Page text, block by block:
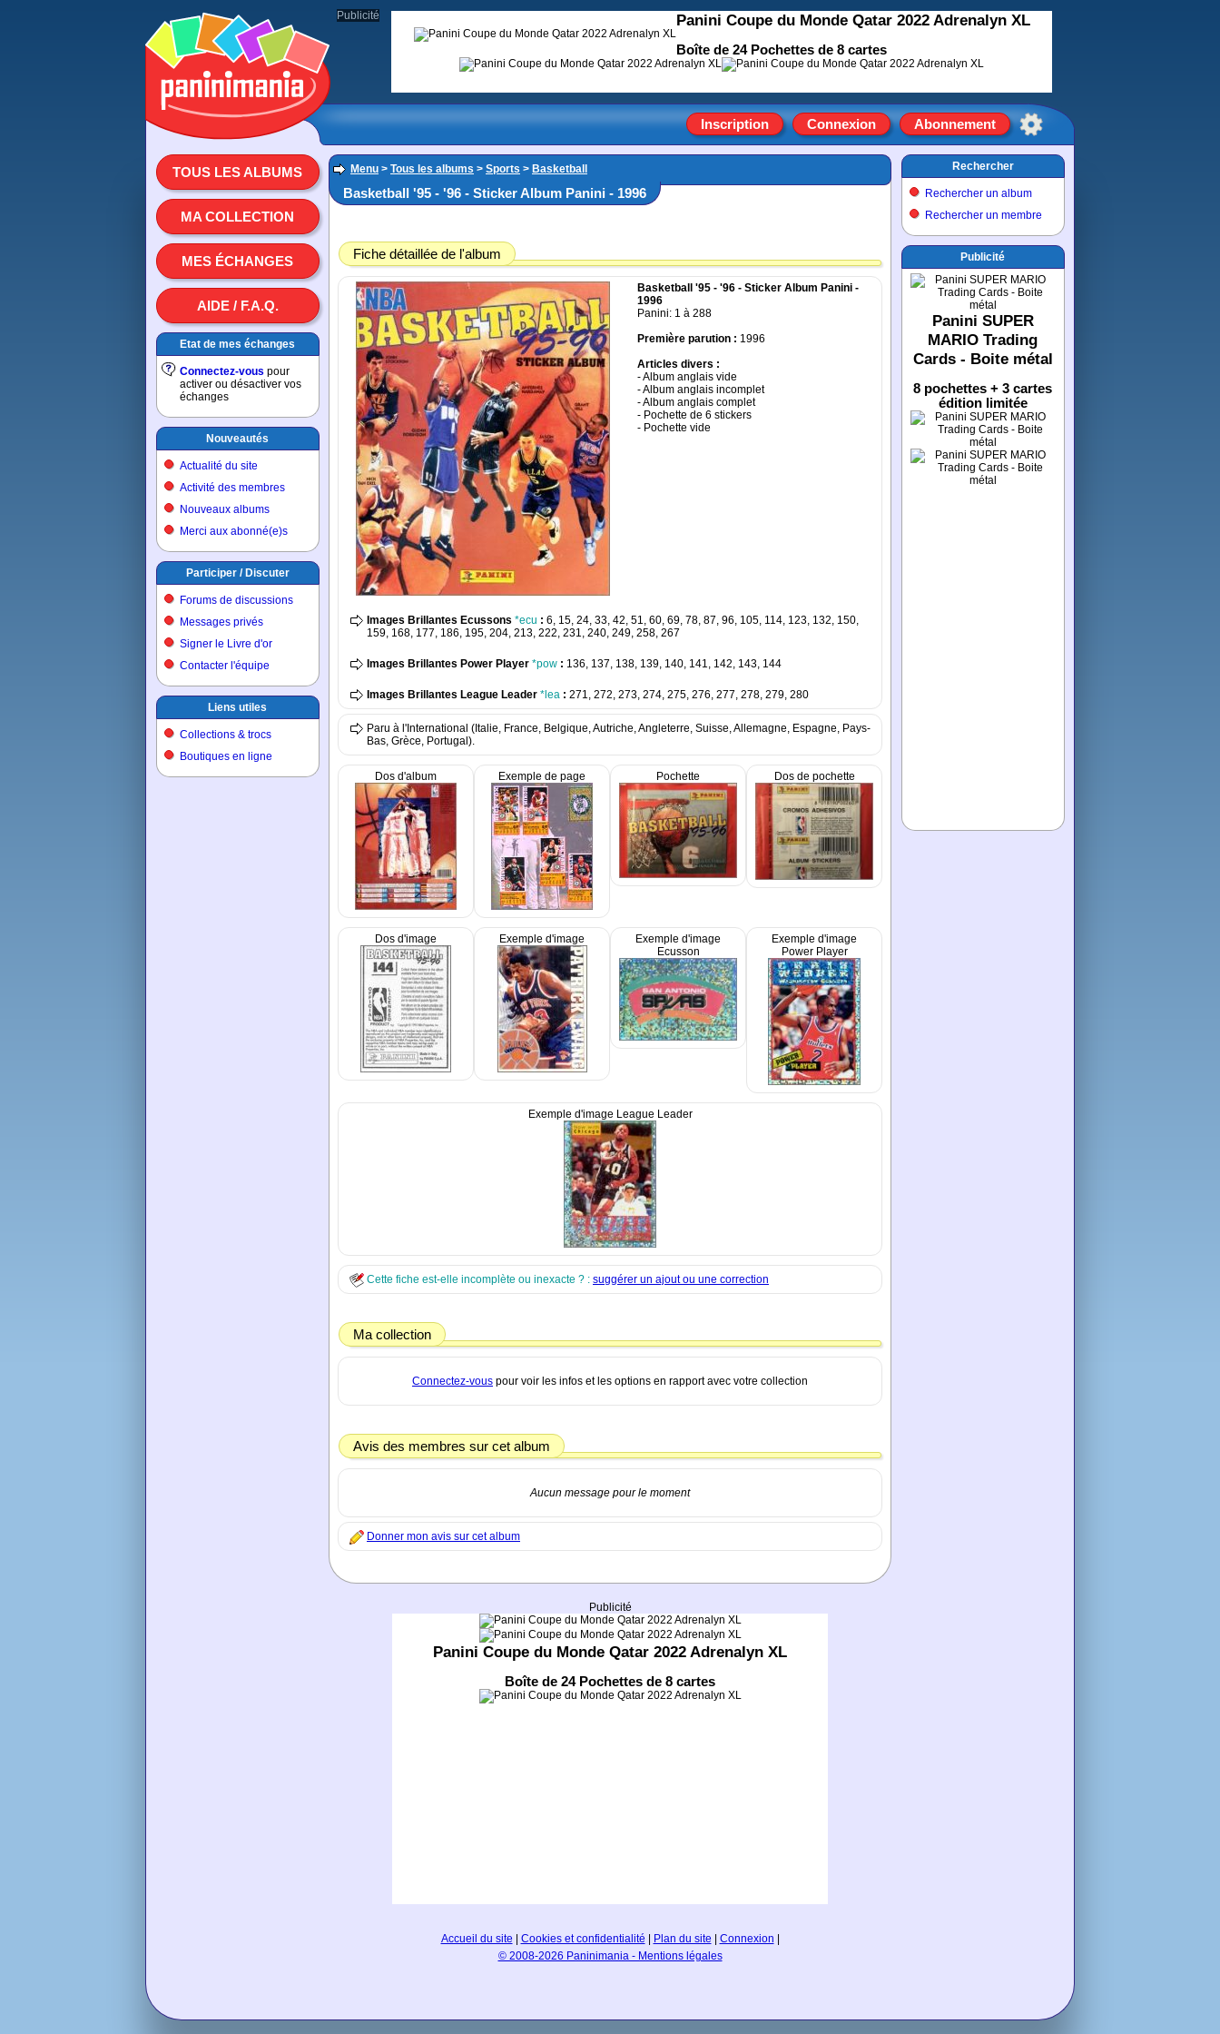
Inscription Connexion Abonnement
TOUS LES ALBUMS
MA COLLECTION
MES ÉCHANGES
AIDE / F.A.Q.
Etat de mes échanges
Connectez-vous pour
activer ou désactiver vos
échanges
Nouveautés
Actualité du site
Activité des membres
Nouveaux albums
Merci aux abonné(e)s
Participer / Discuter
Forums de discussions
Messages privés
Signer le Livre d'or
Contacter l'équipe
Liens utiles
Collections & trocs
Boutiques en ligne
Menu > Tous les albums > Sports > Basketball
Basketball '95 - '96 - Sticker Album Panini - 1996
Fiche détaillée de l'album
Basketball '95 - '96 - Sticker Album Panini -
1996
Panini: 1 à 288
Première parution : 1996
Articles divers :
- Album anglais vide
- Album anglais incomplet
- Album anglais complet
- Pochette de 6 stickers
- Pochette vide
Images Brillantes Ecussons *ecu : 6, 15, 24, 33, 42, 51, 60, 69, 78, 87, 96, 105, 114, 123, 132, 150,
159, 168, 177, 186, 195, 204, 213, 222, 231, 240, 249, 258, 267
Images Brillantes Power Player *pow : 136, 137, 138, 139, 140, 141, 142, 143, 144
Images Brillantes League Leader *lea : 271, 272, 273, 274, 275, 276, 277, 278, 279, 280
Paru à l'International (Italie, France, Belgique, Autriche, Angleterre, Suisse, Allemagne, Espagne, Pays-
Bas, Grèce, Portugal).
Dos d'album Exemple de page Pochette Dos de pochette
Dos d'image Exemple d'image
Exemple d'image
Ecusson
Exemple d'image
Power Player
Exemple d'image League Leader
Cette fiche est-elle incomplète ou inexacte ? : suggérer un ajout ou une correction
Ma collection
Connectez-vous pour voir les infos et les options en rapport avec votre collection
Avis des membres sur cet album
Aucun message pour le moment
Donner mon avis sur cet album
Publicité
Panini Coupe du Monde Qatar 2022 Adrenalyn XL
Boîte de 24 Pochettes de 8 cartes
Accueil du site Cookies et confidentialité Plan du site Connexion
© 2008-2026 Paninimania - Mentions légales
Rechercher
Rechercher un album
Rechercher un membre
Publicité
Panini SUPER
MARIO Trading
Cards - Boite métal
8 pochettes + 3 cartes
édition limitée
Publicité Panini Coupe du Monde Qatar 2022 Adrenalyn XL
Boîte de 24 Pochettes de 8 cartes